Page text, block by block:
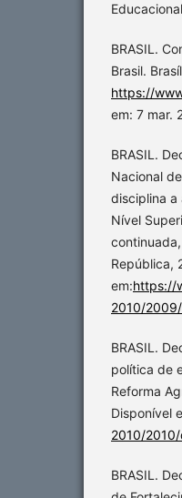
BRASIL.
Brasil.
https://
em: 7 mar.
BRASIL.
Nacional
disciplina a
Nível
República,
em:https://
2010/
BRASIL.
política de
Reforma
Disponível
2010/
BRASIL.